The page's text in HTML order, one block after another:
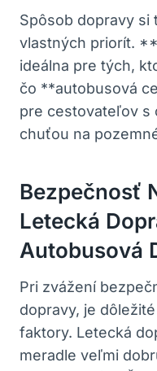
Spôsob dopravy si
vlastných priorít.
ideálna pre tých,
čo **autobusová
pre cestovateľov s
chuťou na
Bezpečnosť
Letecká
Autobusová
Pri zvážení
dopravy, je
faktory. Letecká
meradle veľmi